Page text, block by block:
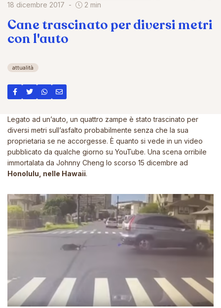
18 dicembre 2017 2 min
Cane trascinato per diversi metri
con l'auto
attualità
Legato ad un’auto, un quattro zampe è stato trascinato per
diversi metri sull’asfalto probabilmente senza che la sua
proprietaria se ne accorgesse. È quanto si vede in un video
pubblicato da qualche giorno su YouTube. Una scena orribile
immortalata da Johnny Cheng lo scorso 15 dicembre ad
Honolulu, nelle Hawaii.